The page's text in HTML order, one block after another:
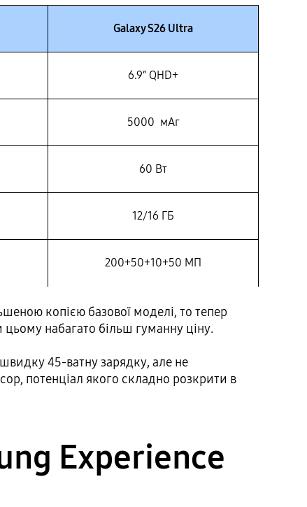
Galaxy S26 Ultra
6.9″ QHD+
5000 мАг
60 Вт
12/16 ГБ
200+50+10+50 МП
копією базової моделі, то тепер
набагато більш гуманну ціну.
45-ватну зарядку, але не
потенціал якого складно розкрити в
Experience